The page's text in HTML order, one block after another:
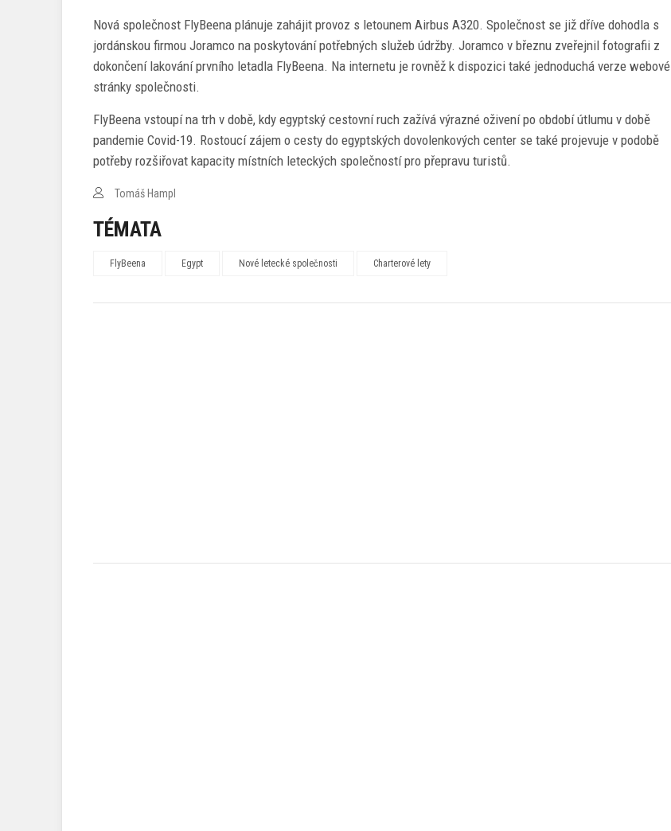
Nová společnost FlyBeena plánuje zahájit provoz s letounem Airbus A320. Společnost se již dříve dohodla s
jordánskou firmou Joramco na poskytování potřebných služeb údržby. Joramco v březnu zveřejnil fotografii z
dokončení lakování prvního letadla FlyBeena. Na internetu je rovněž k dispozici také jednoduchá verze webové
stránky společnosti.
FlyBeena vstoupí na trh v době, kdy egyptský cestovní ruch zažívá výrazné oživení po období útlumu v době
pandemie Covid-19. Rostoucí zájem o cesty do egyptských dovolenkových center se také projevuje v podobě
potřeby rozšiřovat kapacity místních leteckých společností pro přepravu turistů.
Tomáš Hampl
TÉMATA
FlyBeena Egypt Nové letecké společnosti Charterové lety